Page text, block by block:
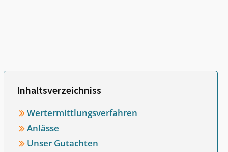
Inhaltsverzeichniss
Wertermittlungsverfahren
Anlässe
Unser Gutachten